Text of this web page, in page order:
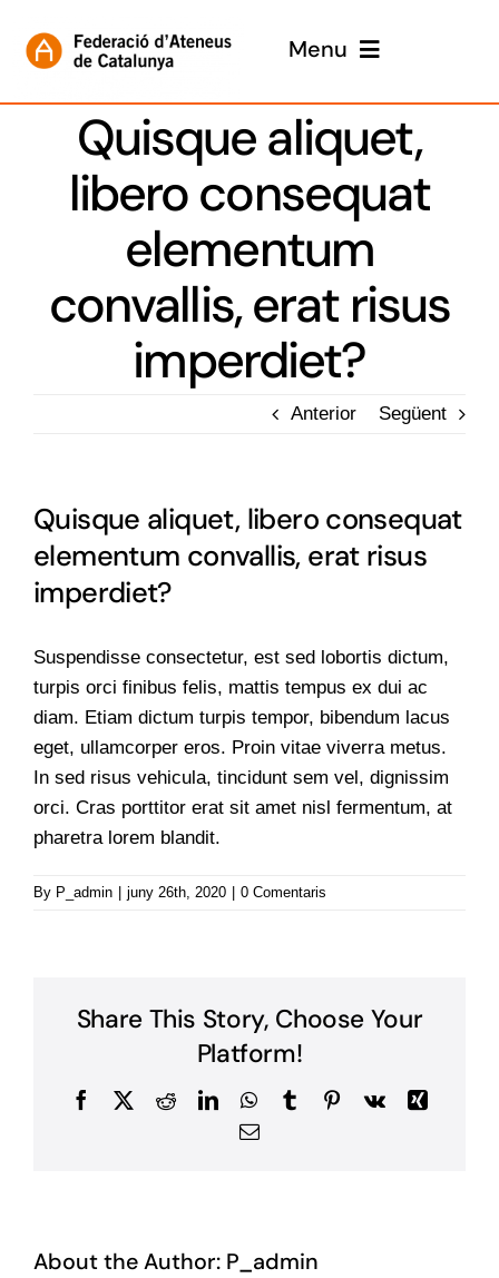
content
Menu
Inici
Presentació
Participa
Guardonats
Gales anteriors
Notícies
Quisque aliquet,
libero consequat
elementum
convallis, erat risus
imperdiet?
Anterior Següent
Quisque aliquet, libero consequat
elementum convallis, erat risus
imperdiet?
Suspendisse consectetur, est sed lobortis dictum,
turpis orci finibus felis, mattis tempus ex dui ac
diam. Etiam dictum turpis tempor, bibendum lacus
eget, ullamcorper eros. Proin vitae viverra metus.
In sed risus vehicula, tincidunt sem vel, dignissim
orci. Cras porttitor erat sit amet nisl fermentum, at
pharetra lorem blandit.
By P_admin | juny 26th, 2020 | 0 Comentaris
Share This Story, Choose Your
Platform!
Facebook RedditLinkedInWhatsApp
TumblrPinterest
Vk
Xing
Email:
About the Author: P_admin